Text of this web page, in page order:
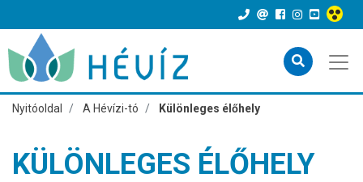
Nyitóoldal A Hévízi-tó Különleges élőhely
KÜLÖNLEGES ÉLŐHELY